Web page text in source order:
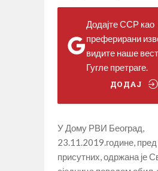
Додајте ССР као
преферирани
видите наше
Гугле претраге.
ДОДАЈ
У Дому РВИ Београд,
23.11.2019.године,
присутних, одржана је